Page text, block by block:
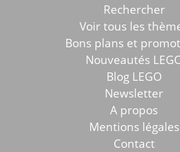
Rechercher
Voir tous les
Bons plans et
Nouveautés
Blog LEGO
Newsletter
A propos
Mentions légales
Contact